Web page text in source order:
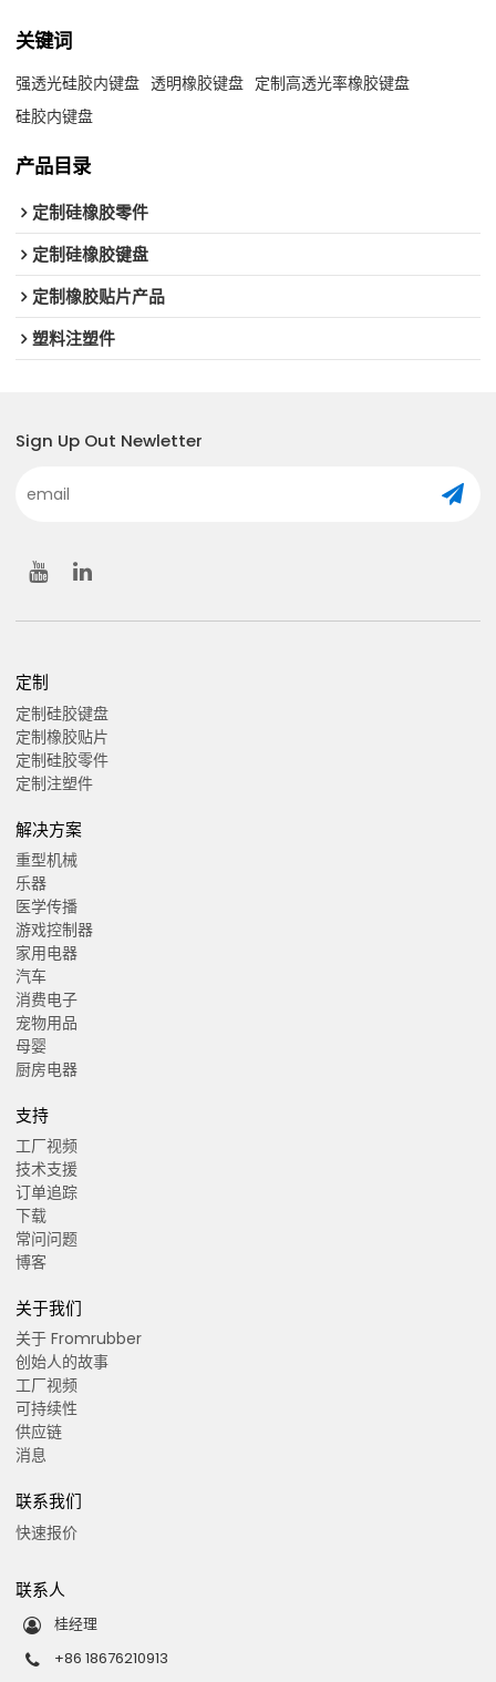
关键词
强透光硅胶内键盘 透明橡胶键盘 定制高透光率橡胶键盘
硅胶内键盘
产品目录
定制硅橡胶零件
定制硅橡胶键盘
定制橡胶贴片产品
塑料注塑件
Sign Up Out Newletter
定制
定制硅胶键盘
定制橡胶贴片
定制硅胶零件
定制注塑件
解决方案
重型机械
乐器
医学传播
游戏控制器
家用电器
汽车
消费电子
宠物用品
母婴
厨房电器
支持
工厂视频
技术支援
订单追踪
下载
常问问题
博客
关于我们
关于 Fromrubber
创始人的故事
工厂视频
可持续性
供应链
消息
联系我们
快速报价
联系人
桂经理
+86 18676210913